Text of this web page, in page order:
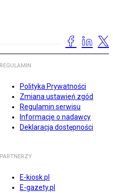
REGULAMIN
Polityka Prywatności
Zmiana ustawień zgód
Regulamin serwisu
Informacje o nadawcy
Deklaracja dostępności
PARTNERZY
E-kiosk.pl
E-gazety.pl